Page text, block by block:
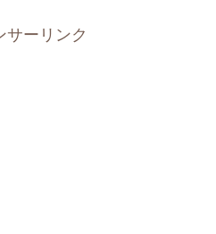
サーリンク